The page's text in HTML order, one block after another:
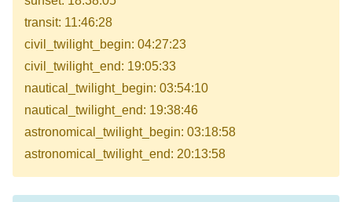
transit: 11:46:28
civil_twilight_begin: 04:27:23
civil_twilight_end: 19:05:33
nautical_twilight_begin: 03:54:10
nautical_twilight_end: 19:38:46
astronomical_twilight_begin: 03:18:58
astronomical_twilight_end: 20:13:58